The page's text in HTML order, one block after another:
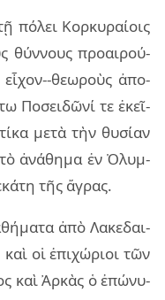
πό­λει Κορ­κυ­ραί­οις
θύν­νους προ­αι­ρού­
εἶ­χον--θε­ω­ροὺς ἀπο­
Ποσει­δῶ­νί τε ἐκεῖ­
μετὰ τὴν θυ­σί­αν
τὸ ἀνά­θη­μα ἐν Ὀλυμ­
τῆς ἄγρας.
ἀπὸ Λακε­δαι­
οἱ ἐπι­χώ­ριοι τῶν
καὶ Ἀρκὰς ὁ ἐπώ­νυ­